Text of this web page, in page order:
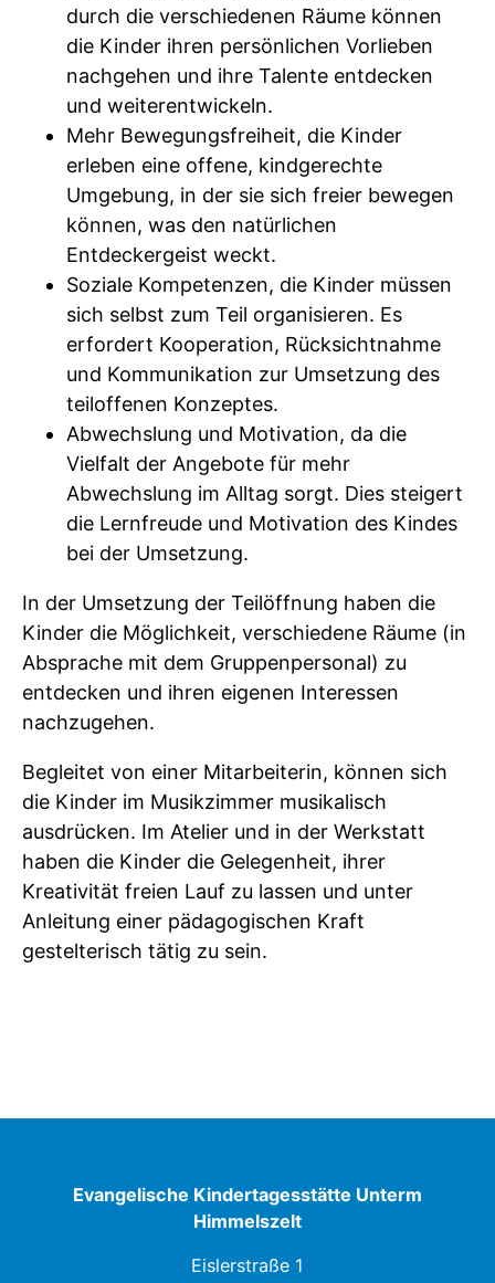
durch die verschiedenen Räume können
die Kinder ihren persönlichen Vorlieben
nachgehen und ihre Talente entdecken
und weiterentwickeln.
Mehr Bewegungsfreiheit, die Kinder
erleben eine offene, kindgerechte
Umgebung, in der sie sich freier bewegen
können, was den natürlichen
Entdeckergeist weckt.
Soziale Kompetenzen, die Kinder müssen
sich selbst zum Teil organisieren. Es
erfordert Kooperation, Rücksichtnahme
und Kommunikation zur Umsetzung des
teiloffenen Konzeptes.
Abwechslung und Motivation, da die
Vielfalt der Angebote für mehr
Abwechslung im Alltag sorgt. Dies steigert
die Lernfreude und Motivation des Kindes
bei der Umsetzung.
In der Umsetzung der Teilöffnung haben die
Kinder die Möglichkeit, verschiedene Räume (in
Absprache mit dem Gruppenpersonal) zu
entdecken und ihren eigenen Interessen
nachzugehen.
Begleitet von einer Mitarbeiterin, können sich
die Kinder im Musikzimmer musikalisch
ausdrücken. Im Atelier und in der Werkstatt
haben die Kinder die Gelegenheit, ihrer
Kreativität freien Lauf zu lassen und unter
Anleitung einer pädagogischen Kraft
gestelterisch tätig zu sein.
Evangelische Kindertagesstätte Unterm
Himmelszelt
Eislerstraße 1